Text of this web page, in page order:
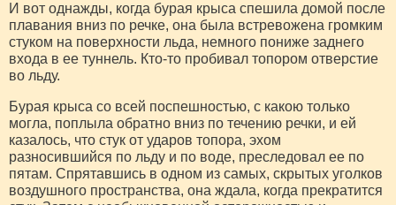
И вот однажды, когда бурая крыса спешила домой после
плавания вниз по речке, она была встревожена громким
стуком на поверхности льда, немного пониже заднего
входа в ее туннель. Кто-то пробивал топором отверстие
во льду.
Бурая крыса со всей поспешностью, с какою только
могла, поплыла обратно вниз по течению речки, и ей
казалось, что стук от ударов топора, эхом
разносившийся по льду и по воде, преследовал ее по
пятам. Спрятавшись в одном из самых, скрытых уголков
воздушного пространства, она ждала, когда прекратится